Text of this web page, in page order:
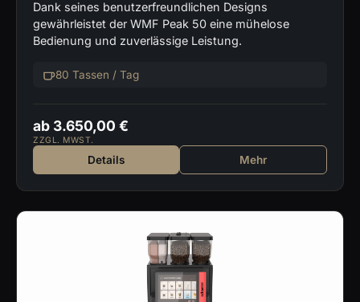
Dank seines benutzerfreundlichen Designs
gewährleistet der WMF Peak 50 eine mühelose
Bedienung und zuverlässige Leistung.
80 Tassen / Tag
ab 3.650,00 €
ZZGL. MWST.
Details Mehr